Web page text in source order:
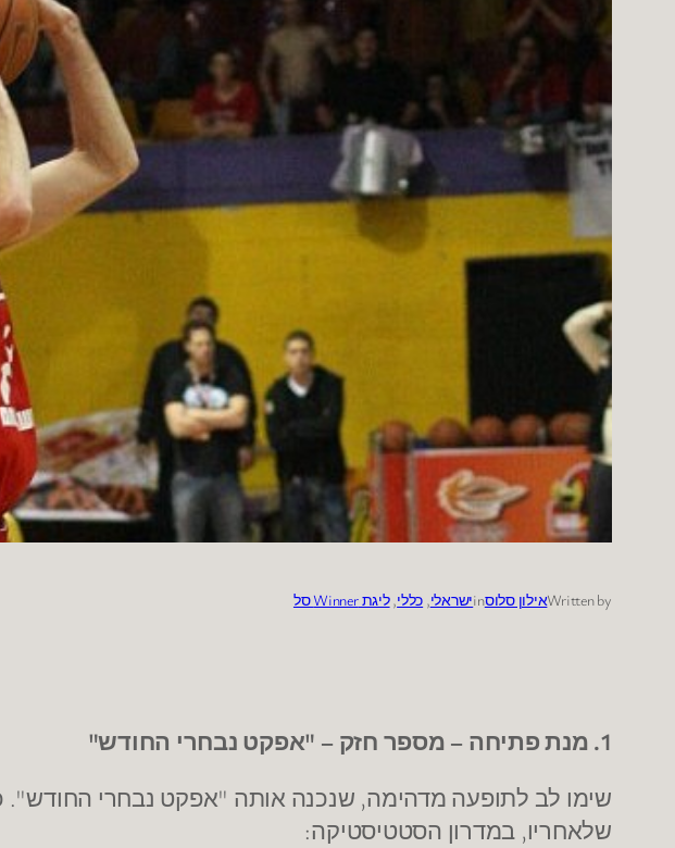
Written byאילון סלוסinישראלי, כללי, ליגת Winner סל
1. מנת פתיחה – מספר חזק – "אפקט נבחרי החודש"
שימו לב לתופעה מדהימה, שנכנה אותה "אפקט נבחרי החודש".
שלאחריו, במדרון הסטטיסטיקה: